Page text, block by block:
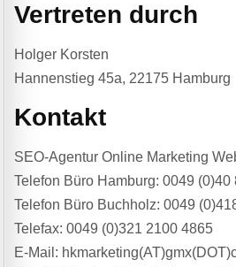
Vertreten durch
Holger Korsten
Hannenstieg 45a, 22175 Hamburg
Kontakt
SEO-Agentur Online Marketing
Telefon Büro Hamburg: 0049 (0)40
Telefon Büro Buchholz: 0049
Telefax: 0049 (0)321 2100 4865
E-Mail: